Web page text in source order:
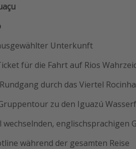
Unterkunft
für die Fahrt auf Rios
durch das Viertel
zu den Iguazú
englischsprachigen
während der gesamten Reise